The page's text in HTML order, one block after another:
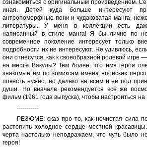
ознакомиться с оригинальным произведением.
иная. Детей куда больше интересуют
антропоморфные пони и чудаковатая манга,
литературы. У меня в коллекции есть
написанный в стиле манга! Я бы лично по
современное поколение интересует только
подробности их не интересуют. Не удивлюсь,
они отнесутся, как к своеобразной ролевой игре
на месте Вакулы? Тем более, что имя героя
знакомые им по комиксам имена японских
повесть нужно, но далеко не всем и не под
души. Но вначале рекомендуется всё же
фильм (1961 года выпуска), чтобы настроиться на
-----------
РЕЗЮМЕ: сказ про то, как нечистая сила
растопить холодное сердце местной
черта настолько неподражаем, что чуть было
героя!